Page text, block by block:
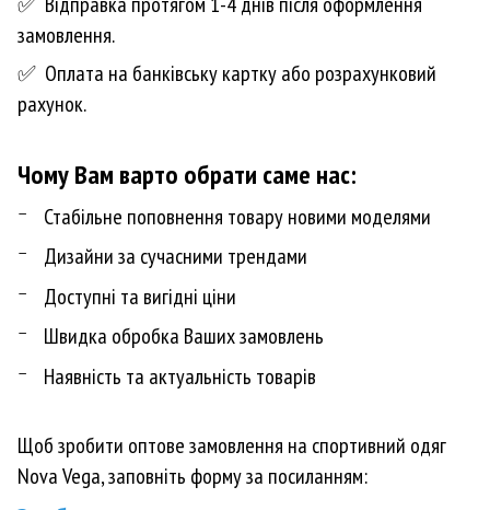
замовлення.
✅ Оплата на банківську картку або розрахунковий
рахунок.
Чому Вам варто обрати саме нас:
Стабільне поповнення товару новими моделями
Дизайни за сучасними трендами
Доступні та вигідні ціни
Швидка обробка Ваших замовлень
Наявність та актуальність товарів
Щоб зробити оптове замовлення на спортивний одяг
Nova Vega, заповніть форму за посиланням: